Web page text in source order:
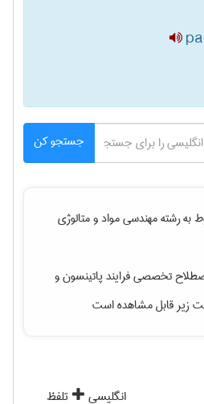
جستجو کن
به رشتهمهندسی مواد و متالوژی
اصطلاح تخصصیفرایند پاتینسونو
زیر قابل مشاهده است
انگلیسی
تلفظ